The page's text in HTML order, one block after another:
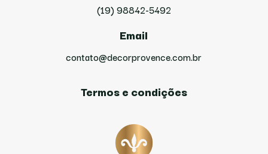
(19) 98842-5492
Email
contato@decorprovence.com.br
Termos e condições